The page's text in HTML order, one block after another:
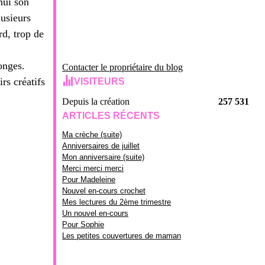
trop de
créatifs
Contacter le propriétaire du blog
VISITEURS
Depuis la création
257 531
ARTICLES RÉCENTS
Ma crèche (suite)
Anniversaires de juillet
Mon anniversaire (suite)
Merci merci merci
Pour Madeleine
Nouvel en-cours crochet
Mes lectures du 2ème trimestre
Un nouvel en-cours
Pour Sophie
Les petites couvertures de maman